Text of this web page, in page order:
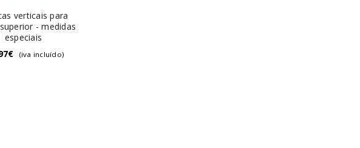
verticais para
- medidas
especiais
€ (iva incluído)